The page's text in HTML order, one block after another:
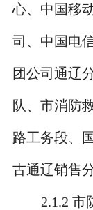
心、中国移
司、中国电
团公司通辽
队、市消防
路工务段、
古通辽销售
2.1.2 市